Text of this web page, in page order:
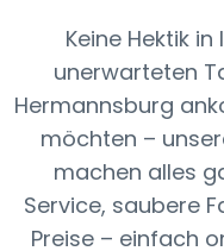
Keine Hektik
unerwarteten
Hermannsburg
möchten –
machen alles
Service, saubere
Preise – einfach